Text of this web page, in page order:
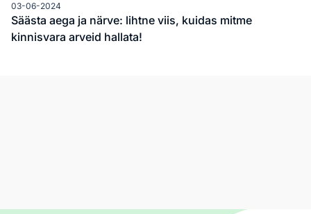
03-06-2024
Säästa aega ja närve: lihtne viis, kuidas mitme
kinnisvara arveid hallata!